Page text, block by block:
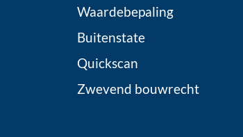
Waardebepaling
Buitenstate
Quickscan
Zwevend bouwrecht